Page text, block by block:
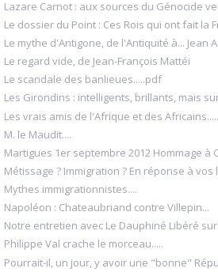
Lazare Carnot : aux sources du Génocide
Le dossier du Point : Ces Rois qui ont fait la
Le mythe d'Antigone, de l'Antiquité à... Jean
Le regard vide, de Jean-François Mattéi
Le scandale des banlieues.....pdf
Les Girondins : intelligents, brillants, mais
Les vrais amis de l'Afrique et des Africains.....
M. le Maudit....
Martigues 1er septembre 2012 Hommage à
Métissage ? Immigration ? En réponse à vos
Mythes immigrationnistes....
Napoléon : Chateaubriand contre Villepin...
Notre entretien avec Le Dauphiné Libéré
Philippe Val crache le morceau.....
Pourrait-il, un jour, y avoir une "bonne"